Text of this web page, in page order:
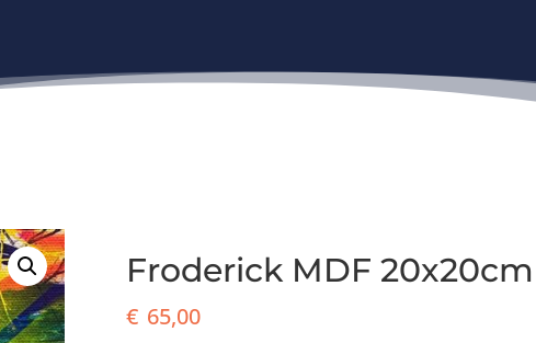
Froderick MDF 20x20cm
€ 65,00